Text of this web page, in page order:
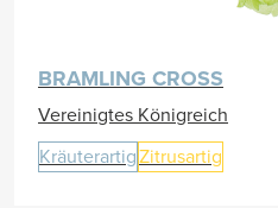
BRAMLING CROSS
Vereinigtes Königreich
KräuterartigZitrusartig